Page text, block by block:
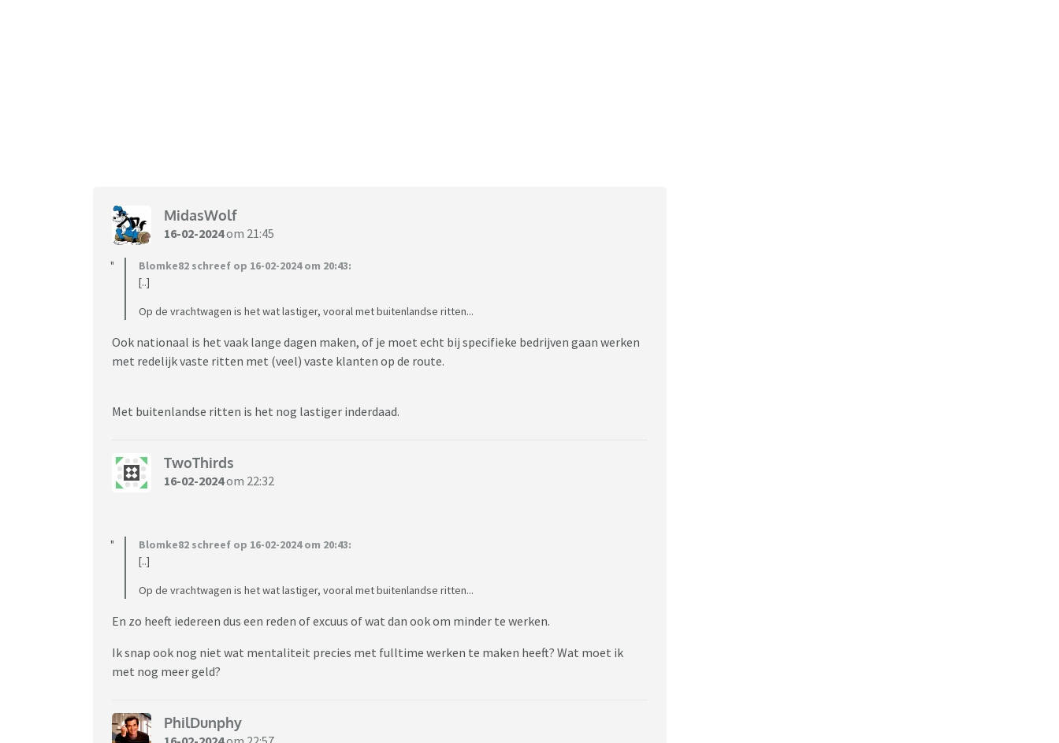
MidasWolf
16-02-2024om 21:45
Blomke82 schreef op 16-02-2024 om 20:43:
[..]
Op de vrachtwagen is het wat lastiger, vooral met buitenlandse ritten...
Ook nationaal is het vaak lange dagen maken, of je moet echt bij specifieke bedrijven gaan werken
met redelijk vaste ritten met (veel) vaste klanten op de route.
Met buitenlandse ritten is het nog lastiger inderdaad.
TwoThirds
16-02-2024om 22:32
Blomke82 schreef op 16-02-2024 om 20:43:
[..]
Op de vrachtwagen is het wat lastiger, vooral met buitenlandse ritten...
En zo heeft iedereen dus een reden of excuus of wat dan ook om minder te werken.
Ik snap ook nog niet wat mentaliteit precies met fulltime werken te maken heeft? Wat moet ik
met nog meer geld?
PhilDunphy